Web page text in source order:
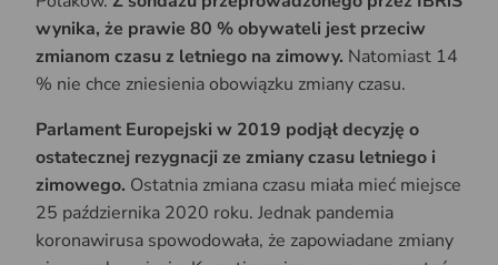
wynika, że prawie 80 % obywateli jest przeciw
zmianom czasu z letniego na zimowy. Natomiast 14
% nie chce zniesienia obowiązku zmiany czasu.
Parlament Europejski w 2019 podjął decyzję o
ostatecznej rezygnacji ze zmiany czasu letniego i
zimowego. Ostatnia zmiana czasu miała mieć miejsce
25 października 2020 roku. Jednak pandemia
koronawirusa spowodowała, że zapowiadane zmiany